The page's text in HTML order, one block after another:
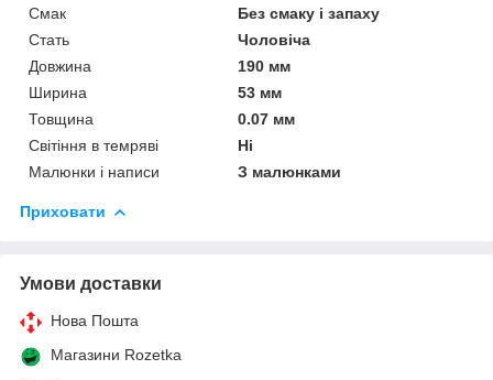
Смак
Без смаку і запаху
Стать
Чоловіча
Довжина
190 мм
Ширина
53 мм
Товщина
0.07 мм
Світіння в темряві
Ні
Малюнки і написи
З малюнками
Приховати
Умови доставки
Нова Пошта
Магазини Rozetka